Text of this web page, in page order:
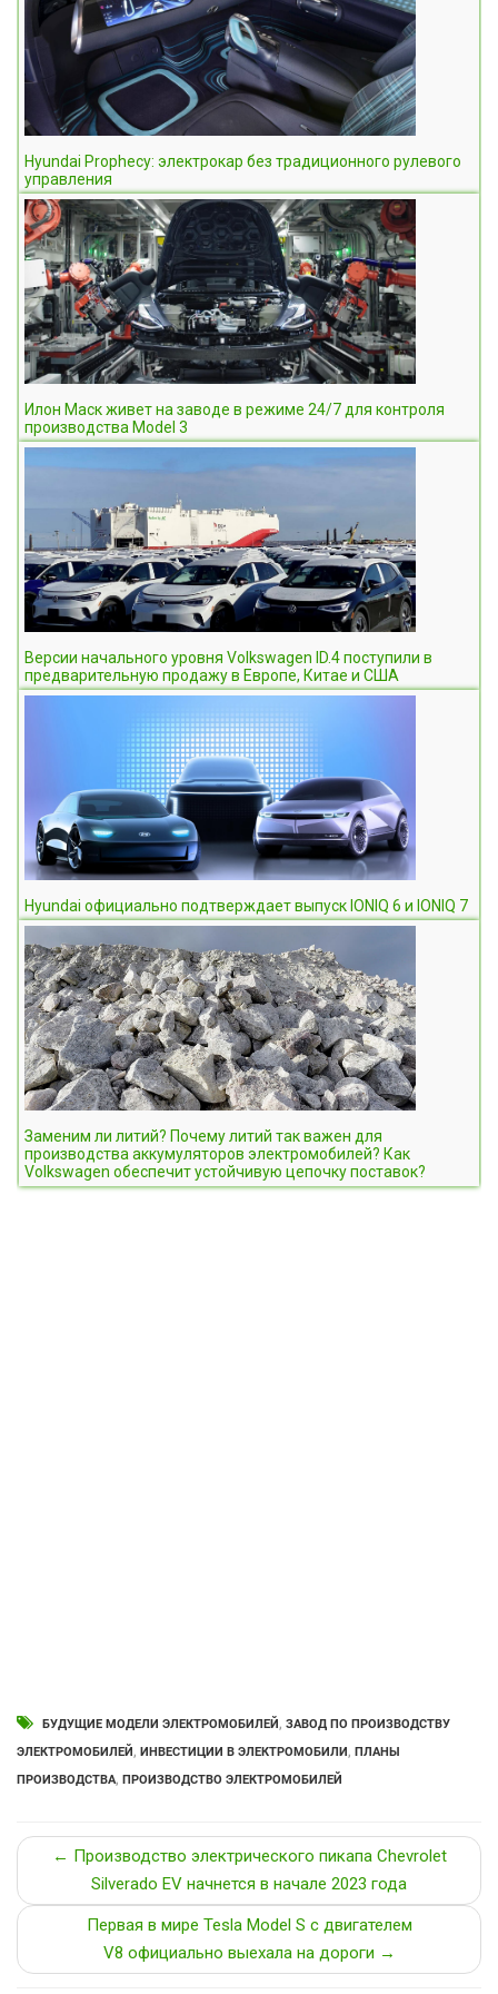
Hyundai Prophecy: электрокар без традиционного рулевого
управления
Илон Маск живет на заводе в режиме 24/7 для контроля
производства Model 3
Версии начального уровня Volkswagen ID.4 поступили в
предварительную продажу в Европе, Китае и США
Hyundai официально подтверждает выпуск IONIQ 6 и IONIQ 7
Заменим ли литий? Почему литий так важен для
производства аккумуляторов электромобилей? Как
Volkswagen обеспечит устойчивую цепочку поставок?
БУДУЩИЕ МОДЕЛИ ЭЛЕКТРОМОБИЛЕЙ, ЗАВОД ПО ПРОИЗВОДСТВУ
ЭЛЕКТРОМОБИЛЕЙ, ИНВЕСТИЦИИ В ЭЛЕКТРОМОБИЛИ, ПЛАНЫ
ПРОИЗВОДСТВА, ПРОИЗВОДСТВО ЭЛЕКТРОМОБИЛЕЙ
← Производство электрического пикапа Chevrolet
Silverado EV начнется в начале 2023 года
Первая в мире Tesla Model S с двигателем
V8 официально выехала на дороги →